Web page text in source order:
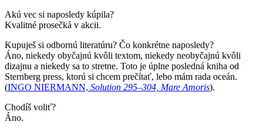
Akú vec si naposledy kúpila?
Kvalitné prosečká v akcii.
Kupuješ si odbornú literatúru? Čo konkrétne naposledy?
Áno, niekedy obyčajnú kvôli textom, niekedy neobyčajnú kvôli
dizajnu a niekedy sa to stretne. Toto je úplne posledná kniha od
Sternberg press, ktorú si chcem prečítať, lebo mám rada oceán.
(INGO NIERMANN, Solution 295–304, Mare Amoris).
Chodíš voliť?
Áno.